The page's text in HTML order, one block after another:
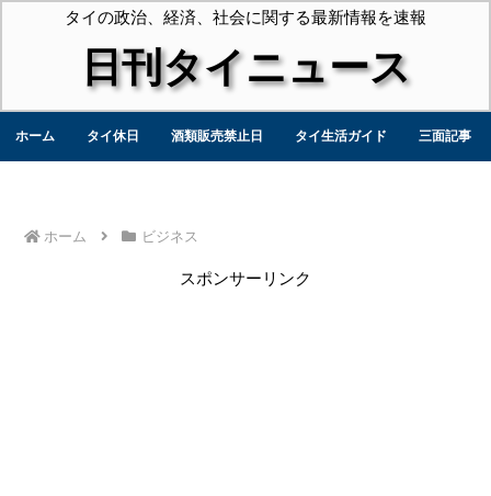
タイの政治、経済、社会に関する最新情報を速報
日刊タイニュース
ホーム タイ休日 酒類販売禁止日 タイ生活ガイド 三面記事
ホーム ビジネス
スポンサーリンク